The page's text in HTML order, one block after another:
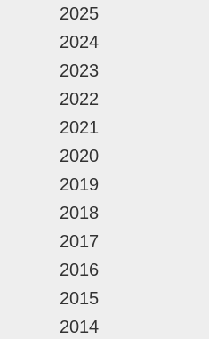
2025
2024
2023
2022
2021
2020
2019
2018
2017
2016
2015
2014